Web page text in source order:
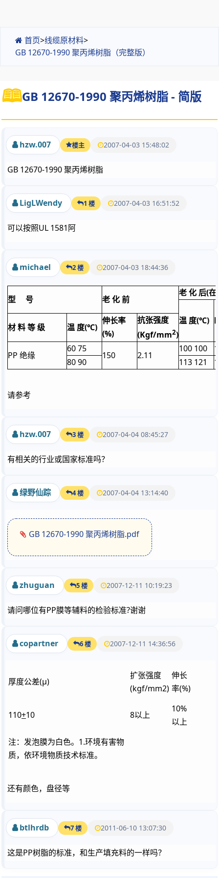
首页>线缆原材料>
GB 12670-1990 聚丙烯树脂（完整版）
GB 12670-1990 聚丙烯树脂 - 简版
hzw.007 楼主 2007-04-03 15:48:02
GB 12670-1990 聚丙烯树脂
LigLWendy 1 楼 2007-04-03 16:51:52
可以按照UL 1581阿
michael 2 楼 2007-04-03 18:44:36
型 号 老 化 前
老 化 后(
温 度(℃)
材 料 等 级 温 度(℃)
伸长率
(%)
抗张强度
(Kgf/mm2)
PP 绝缘
60 75
150 2.11
100 100
80 90
113 121
请参考
hzw.007 3 楼 2007-04-04 08:45:27
有相关的行业或国家标准吗？
绿野仙踪 4 楼 2007-04-04 13:14:40
GB 12670-1990 聚丙烯树脂.pdf
zhuguan 5 楼 2007-12-11 10:19:23
请问哪位有PP膜等辅料的检验标准?谢谢
copartner 6 楼 2007-12-11 14:36:56
厚度公差(μ)
扩张强度
(kgf/mm2)
伸长
率(%)
110+10 8以上
10%
以上
注：发泡膜为白色。1.环境有害物
质，依环境物质技术标准。
还有颜色，盘径等
btlhrdb 7 楼 2011-06-10 13:07:30
这是PP树脂的标准，和生产填充料的一样吗？